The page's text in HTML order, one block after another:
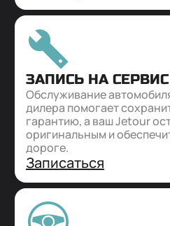
ЗАПИСЬ НА СЕРВИС
Обслуживание
дилера помогает
гарантию, а ваш Jetour
оригинальным и
дороге.
Записаться